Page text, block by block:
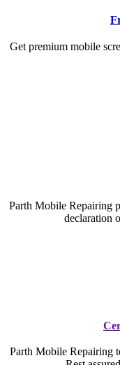
Get premium mobile
Parth Mobile Repairing
declaration
Parth Mobile Repairing